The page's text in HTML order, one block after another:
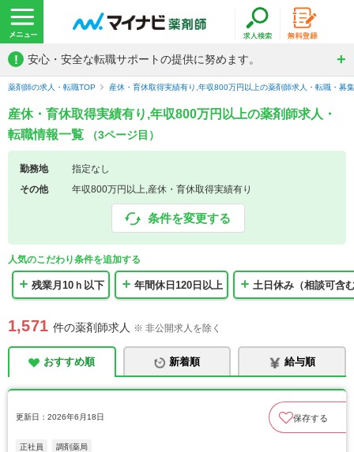
! 安心・安全な転職サポートの提供に努めます。
薬剤師の求人・転職TOP 産休・育休取得実績有り,年収800万円以上の薬剤師求人・転職・募
産休・育休取得実績有り,年収800万円以上の薬剤師求人・
転職情報一覧
（3ページ目）
勤務地
指定なし
その他
年収800万円以上,産休・育休取得実績有り
条件を変更する
人気のこだわり条件を追加する
残業月10ｈ以下 年間休日120日以上 土日休み（相談可含
1,571 件の薬剤師求人 ※ 非公開求人を除く
おすすめ順 新着順 給与順
更新日：2026年6月18日 保存する
正社員 調剤薬局